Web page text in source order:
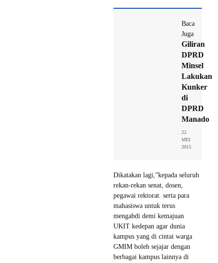
Baca
Juga
Giliran
DPRD
Minsel
Lakukan
Kunker
di
DPRD
Manado
22
MEI
2015
Dikatakan lagi,”kepada seluruh
rekan-rekan senat, dosen,
pegawai rektorat. serta para
mahasiswa untuk terus
mengabdi demi kemajuan
UKIT kedepan agar dunia
kampus yang di cintai warga
GMIM boleh sejajar dengan
berbagai kampus lainnya di